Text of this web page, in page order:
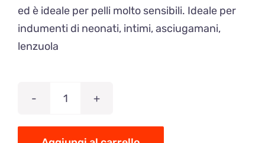
ed è ideale per pelli molto sensibili. Ideale per
indumenti di neonati, intimi, asciugamani,
lenzuola
Ammorbidente
igienizzante